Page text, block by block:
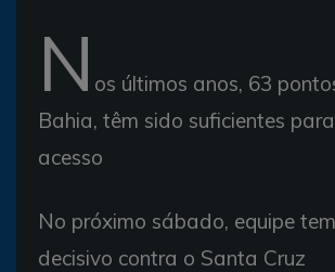
N os últimos anos, 63
Bahia, têm sido suficientes
acesso
No próximo sábado, equipe
decisivo contra o